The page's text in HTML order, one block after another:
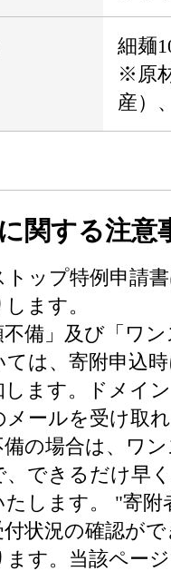
細麺
※原
産）
関する注意
トップ特例申請
ます。
不備」及び「ワ
ては、寄附申込
ます。ドメイン
メールを受け取
備の場合は、ワ
、できるだけ早
たします。 "寄附
付状況の確認が
ます。当該ペー